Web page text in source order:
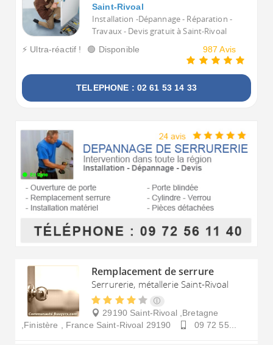
Saint-Rivoal
Installation -Dépannage - Réparation -
Travaux - Devis gratuit à Saint-Rivoal
⚡ Ultra-réactif ! 🟢 Disponible 987 Avis
TELEPHONE : 02 61 53 14 33
Remplacement de serrure
Serrurerie, métallerie Saint-Rivoal
29190 Saint-Rivoal ,Bretagne
,Finistère , France Saint-Rivoal 29190 09 72 55...